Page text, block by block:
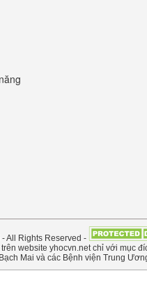
All Rights Reserved -
website yhocvn.net chỉ với mục
Mai và các Bệnh viện Trung